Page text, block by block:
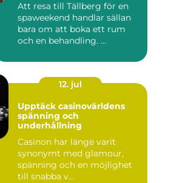
Att resa till Tällberg för en
spaweekend handlar sällan
bara om att boka ett rum
och en behandling. ...
12. jul
Upptäck casinovärldens
spänning och
underhållning
Casinon har länge varit
synonymt med glamour,
spänning och en möjlighet
till snabba v...